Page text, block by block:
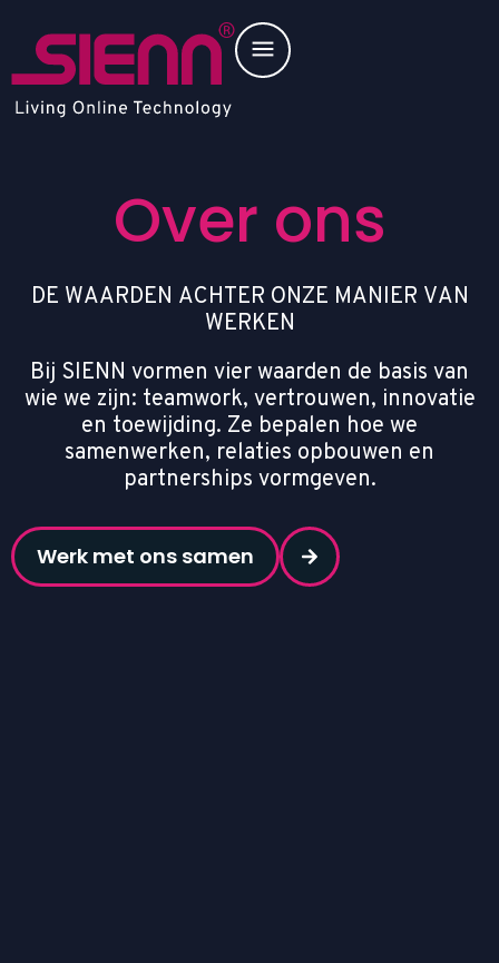
Over ons
DE WAARDEN ACHTER ONZE MANIER VAN
WERKEN
Bij SIENN vormen vierwaarden de basis van
wie we zijn: teamwork, vertrouwen, innovatie
en toewijding. Ze bepalen hoe we
samenwerken, relaties opbouwen en
partnerships vormgeven.
Werk met ons samen